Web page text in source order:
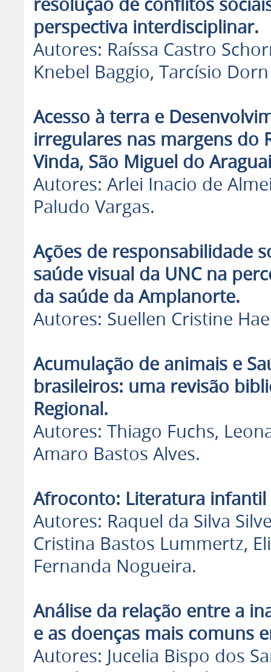
resolução de conflitos
perspectiva interdisciplinar.
Autores: Raíssa Castro
Knebel Baggio, Tarcísio
Acesso à terra e
irregulares nas margens do
Vinda, São Miguel do
Autores: Arlei Inacio de
Paludo Vargas.
Ações de responsabilidade
saúde visual da UNC na
da saúde da Amplanorte.
Autores: Suellen Cristine
Acumulação de animais e
brasileiros: uma revisão
Regional.
Autores: Thiago Fuchs,
Amaro Bastos Alves.
Afroconto: Literatura
Autores: Raquel da Silva
Cristina Bastos Lummertz,
Fernanda Nogueira.
Análise da relação entre a
e as doenças mais comuns
Autores: Jucelia Bispo dos